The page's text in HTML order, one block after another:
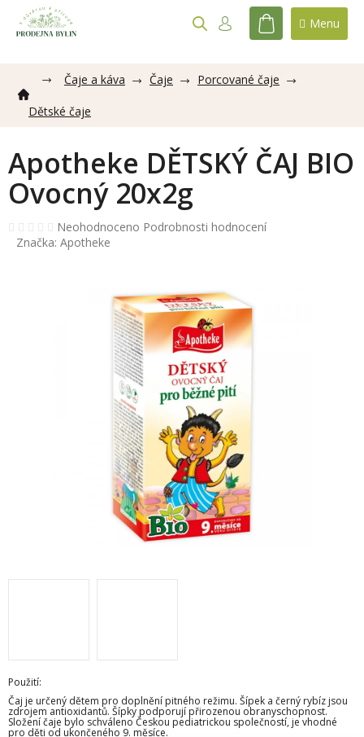
obsah
NÁKUPNÍ
Čaje a káva Čaje Porcované čaje
Dětské čaje
Apotheke DĚTSKÝ ČAJ BIO
Ovocný 20x2g
Průměrné
hodnocení
Neohodnoceno Podrobnosti hodnocení
Značka: Apotheke
Použití:
Čaj je určený dětem pro doplnění pitného režimu. Šípek a černý rybíz jsou
zdrojem antioxidantů. Šípky podporují přirozenou obranyschopnost.
Složení čaje bylo schváleno Českou pediatrickou společností, je vhodné
pro děti od ukončeného 9. měsíce.